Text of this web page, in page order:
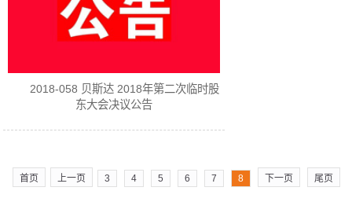
2018-058 贝斯达 2018年第二次临时股
东大会决议公告
首页 上一页 3 4 5 6 7 8 下一页 尾页